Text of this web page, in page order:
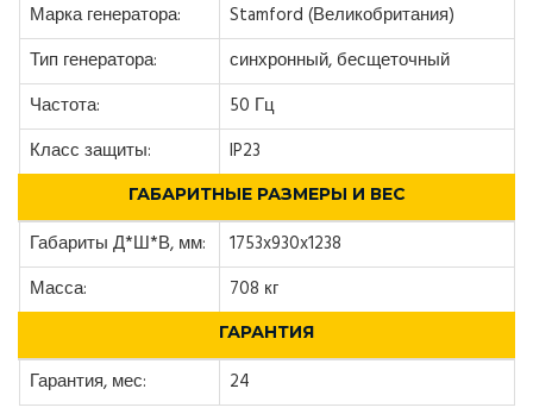
Марка генератора:
Stamford (Великобритания)
Тип генератора:
синхронный, бесщеточный
Частота:
50 Гц
Класс защиты:
IP23
ГАБАРИТНЫЕ РАЗМЕРЫ И ВЕС
Габариты Д*Ш*В, мм:
1753x930x1238
Масса:
708 кг
ГАРАНТИЯ
Гарантия, мес: 24